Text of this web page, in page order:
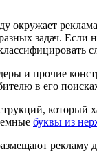
окружает
задач. Если
и прочие
в его
который
буквы из
рекламу